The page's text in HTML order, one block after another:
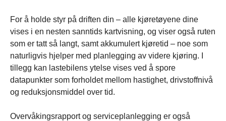
For å holde styr på driften din – alle kjøretøyene dine
vises i en nesten sanntids kartvisning, og viser også ruten
som er tatt så langt, samt akkumulert kjøretid – noe som
naturligvis hjelper med planlegging av videre kjøring. I
tillegg kan lastebilens ytelse vises ved å spore
datapunkter som forholdet mellom hastighet, drivstoffnivå
og reduksjonsmiddel over tid.
Overvåkingsrapport og serviceplanlegging er også